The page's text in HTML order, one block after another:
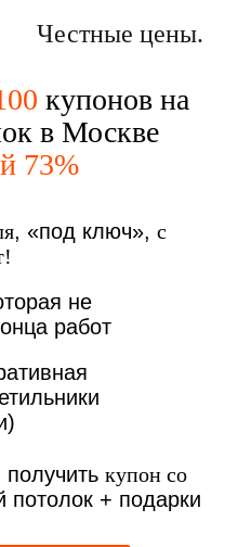
Честные цены.
купонов на
в Москве
73%
, «под ключ», с
не
работ
купон со
потолок + подарки